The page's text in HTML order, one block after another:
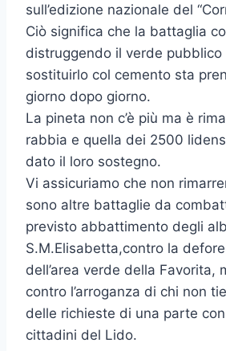
sull’edizione nazionale del
Ciò significa che la battaglia
distruggendo il verde
sostituirlo col cemento sta
giorno dopo giorno.
La pineta non c’è più ma è
rabbia e quella dei 2500
dato il loro sostegno.
Vi assicuriamo che non
sono altre battaglie da
previsto abbattimento degli
S.M.Elisabetta,contro la
dell’area verde della Favorita,
contro l’arroganza di chi non
delle richieste di una parte
cittadini del Lido.